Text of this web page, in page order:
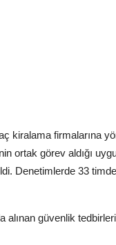
kiralama firmalarına
ortak görev aldığı
Denetimlerde 33
güvenlik